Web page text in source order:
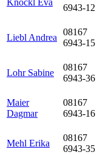
Knöckl Eva
6943-12
Liebl Andrea
08167
6943-15
Lohr Sabine
08167
6943-36
Maier
Dagmar
08167
6943-16
Mehl Erika
08167
6943-35